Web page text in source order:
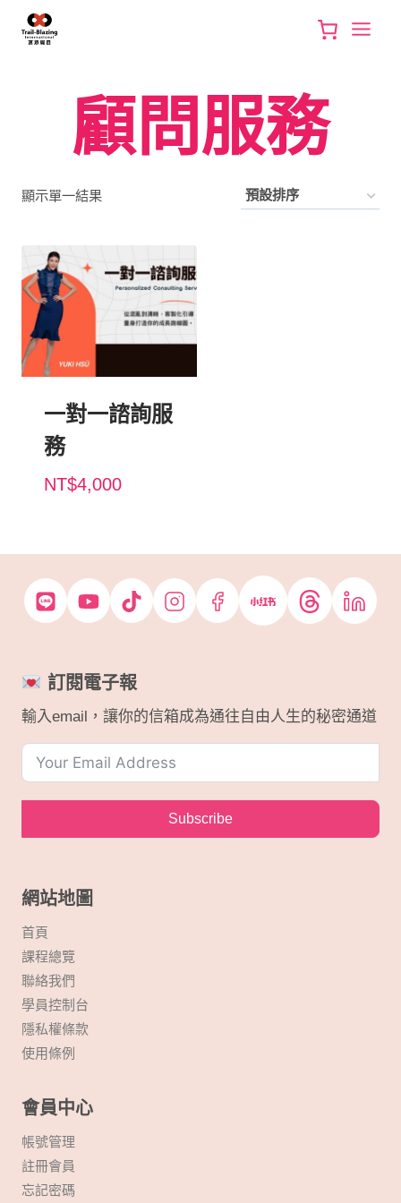
顧問服務
顯示單一結果
一對一諮詢服
務
NT$4,000
訂閱電子報
輸入email，讓你的信箱成為通往自由人生的秘密通道
Subscribe
網站地圖
首頁
課程總覽
聯絡我們
學員控制台
隱私權條款
使用條例
會員中心
帳號管理
註冊會員
忘記密碼